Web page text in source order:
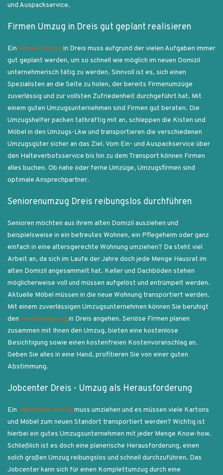
und Auspackservice.
Firmen Umzug in Dreis gut geplant realisieren
Ein Firmen Umzug in Dreis muss aufgrund der vielen Aufgaben immer
gut geplant werden, um so schnell wie möglich im neuen Domizil
unternehmerisch tätig zu werden. Sinnvoll ist es, sich einen
Spezialisten an die Seite zu holen, der bereits Firmenumzüge
zuverlässig und zur vollsten Zufriedenheit durchgeführt hat. Mit
einem guten Umzugsunternehmen sind Firmen gut beraten. Die
Umzugshelfer packen tatkräftig mit an, schleppen die Kisten und
Möbel in den Umzugs-Lkw und transportieren die verschiedenen
Umzugsgüter sicher an das Ziel. Vom Ein- und Auspackservice über
den Halteverbotsservice bis hin zu dem Transport können Firmen
alles buchen. Ob nahe oder ferne Umzüge, Umzugsfirmen sind
optimale Ansprechpartner.
Seniorenumzug Dreis reibungslos durchführen
Senioren möchten aus ihrem alten Domizil ausziehen und
beispielsweise in ein betreutes Wohnen, ein Pflegeheim oder ganz
einfach in eine altersgerechte Wohnung umziehen? Da steht viel
Arbeit an, da sich im Laufe der Jahre doch jede Menge Hausrat im
alten Domizil angesammelt hat. Keller und Dachböden stehen
möglicherweise voll und müssen aufgelöst und entrümpelt werden.
Aktuelle Möbel müssen in die neue Wohnung transportiert werden.
Mit einem zuverlässigen Umzugsunternehmen können Sie beruhigt
den Seniorenumzug in Dreis angehen. Seriöse Firmen planen
zusammen mit Ihnen den Umzug, bieten eine kostenlose
Besichtigung sowie einen kostenfreien Kostenvoranschlag an.
Geben Sie alles in eine Hand, profitieren Sie von einer guten
Abstimmung.
Jobcenter Dreis - Umzug als Herausforderung
Ein Jobcenter Umzug muss umziehen und es müssen viele Kartons
und Möbel zum neuen Standort transportiert werden? Wichtig ist
hierbei ein gutes Umzugsunternehmen mit jeder Menge Know-how.
Schließlich ist es doch eine planerische Herausforderung, einen
solch großen Umzug reibungslos und schnell durchzuführen. Das
Jobcenter kann sich für einen Komplettumzug durch eine